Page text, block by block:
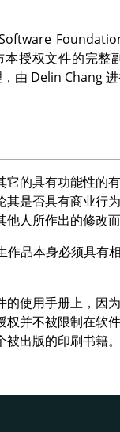
授权文件的完
Delin Chang 进
的具有功能性的
是否具有商业行
人所作出的修改而
作品本身必须具有
使用手册上，因
并不被限制在软
出版的印刷书籍